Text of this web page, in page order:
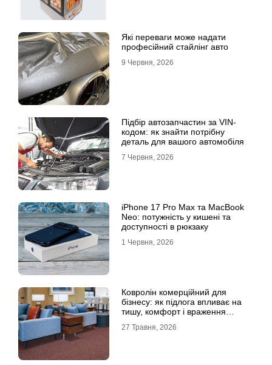
Які переваги може надати
професійний стайлінг авто
9 Червня, 2026
Підбір автозапчастин за VIN-
кодом: як знайти потрібну
деталь для вашого автомобіля
7 Червня, 2026
iPhone 17 Pro Max та MacBook
Neo: потужність у кишені та
доступності в рюкзаку
1 Червня, 2026
Ковролін комерційний для
бізнесу: як підлога впливає на
тишу, комфорт і враження
27 Травня, 2026